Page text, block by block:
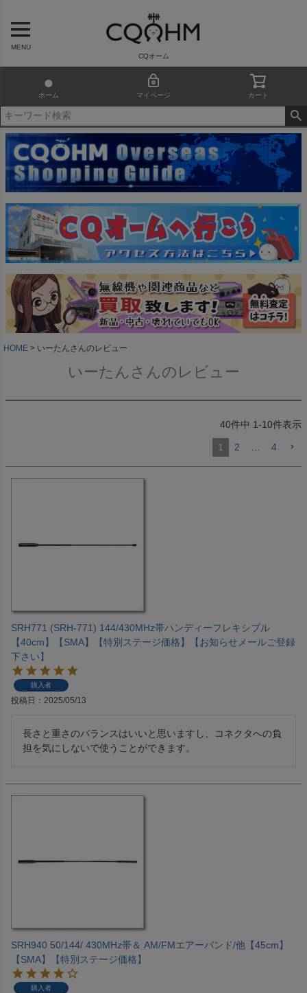
MENU
CQオーム
ホーム マイページ カート
HOME いーたんさんのレビュー
いーたんさんのレビュー
40件中 1-10件表示
1 2 4
SRH771 (SRH-771) 144/430MHz帯ハンディーフレキシブル
【40cm】【SMA】【特別ステージ価格】【お知らせメールご登録
下さい】
購入者
投稿日 2025/05/13
長さと重さのバランスはいいと思いますし、コネクタへの負
担を気にしないで使うことができます。
SRH940 50/144/ 430MHz帯＆ AM/FMエアーバンド/他【45cm】
【SMA】【特別ステージ価格】
購入者